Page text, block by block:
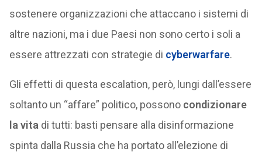
sostenere organizzazioni che attaccano i sistemi di
altre nazioni, ma i due Paesi non sono certo i soli a
essere attrezzati con strategie di cyberwarfare.
Gli effetti di questa escalation, però, lungi dall’essere
soltanto un “affare” politico, possono condizionare
la vita di tutti: basti pensare alla disinformazione
spinta dalla Russia che ha portato all’elezione di